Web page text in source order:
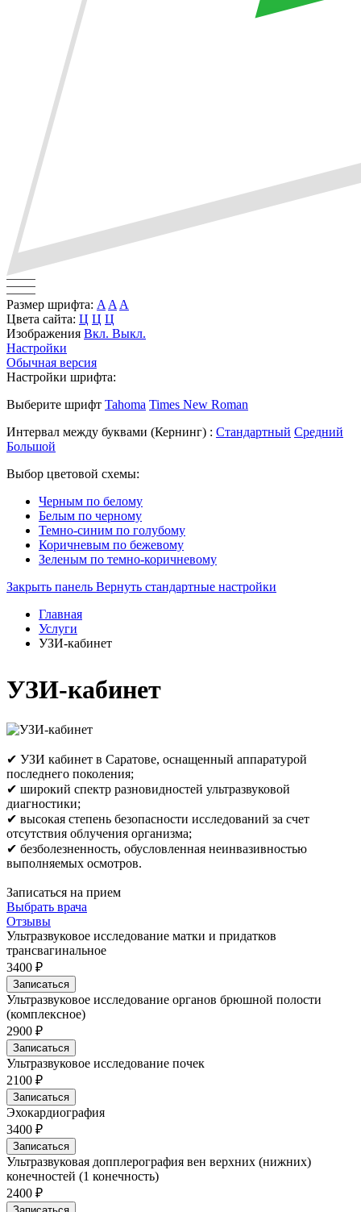
Размер шрифта: A A A
Цвета сайта: Ц Ц Ц
Изображения Вкл. Выкл.
Настройки
Обычная версия
Настройки шрифта:
Выберите шрифт Tahoma Times New Roman
Интервал между буквами (Кернинг) : Стандартный Средний
Большой
Выбор цветовой схемы:
Черным по белому
Белым по черному
Темно-синим по голубому
Коричневым по бежевому
Зеленым по темно-коричневому
Закрыть панель Вернуть стандартные настройки
Главная
Услуги
УЗИ-кабинет
УЗИ-кабинет
✔ УЗИ кабинет в Саратове, оснащенный аппаратурой
последнего поколения;
✔ широкий спектр разновидностей ультразвуковой
диагностики;
✔ высокая степень безопасности исследований за счет
отсутствия облучения организма;
✔ безболезненность, обусловленная неинвазивностью
выполняемых осмотров.
Записаться на прием
Выбрать врача
Отзывы
Ультразвуковое исследование матки и придатков
трансвагинальное
3400 ₽
Записаться
Ультразвуковое исследование органов брюшной полости
(комплексное)
2900 ₽
Записаться
Ультразвуковое исследование почек
2100 ₽
Записаться
Эхокардиография
3400 ₽
Записаться
Ультразвуковая допплерография вен верхних (нижних)
конечностей (1 конечность)
2400 ₽